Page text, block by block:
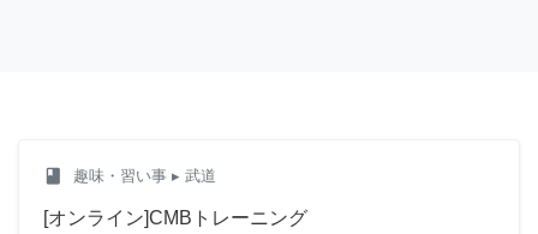
class 趣味・習い事 ▸ 武道
[オンライン]CMBトレーニング